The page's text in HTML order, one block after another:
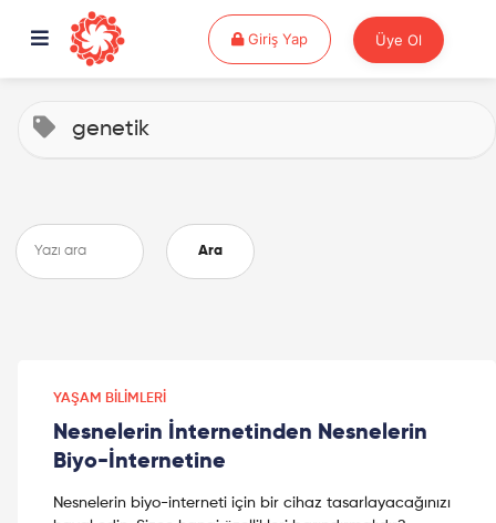
Giriş YapGiriş Yap Üye Ol
genetik
Ara
YAŞAM BILIMLERI
Nesnelerin İnternetinden Nesnelerin
Biyo-İnternetine
Nesnelerin biyo-interneti için bir cihaz tasarlayacağınızı